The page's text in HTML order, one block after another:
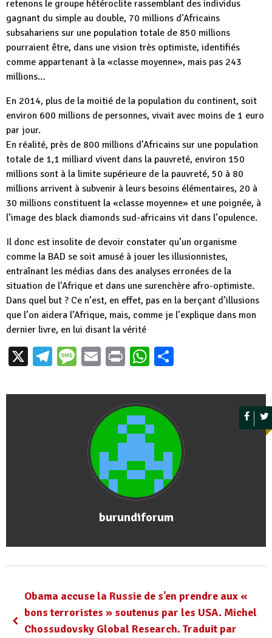
retenons le groupe hétéroclite rassemblant des individus
gagnant du simple au double, 70 millions d’Africains
subsahariens sur une population totale de 850 millions
pourraient être, dans une vision très optimiste, identifiés
comme appartenant à la «classe moyenne», mais pas 243
millions…
En 2014, plus de la moitié de la population du continent, soit
environ 600 millions de personnes, vivait avec moins de 1 euro
par jour.
En réalité, près de 800 millions d’Africains sur une population
totale de 1,1 milliard vivent dans la pauvreté, environ 150
millions sont à la limite supérieure de la pauvreté, 50 à 80
millions arrivent à subvenir à leurs besoins élémentaires, 20 à
30 millions constituent la «classe moyenne» et une poignée, à
l’image des black diamonds sud-africains vit dans l’opulence.
Il donc est insolite de devoir constater qu’un organisme
comme la BAD se soit amusé à jouer les illusionnistes,
entraînant les médias dans des analyses erronées de la
situation de l’Afrique et dans une surenchère afro-optimiste.
Dans quel but ? Ce n’est, en effet, pas en la berçant d’illusions
que l’on aidera l’Afrique, mais, comme je l’explique dans mon
dernier livre, en lui disant la vérité
X Telegram
Message
EmailPrintWhatsApp
burundiforum
Obama accuse la Russie de s’en prendre aux «
bons terroristes » soutenus par les USA. Michel
Chossudovsky Global Research. Traduit par